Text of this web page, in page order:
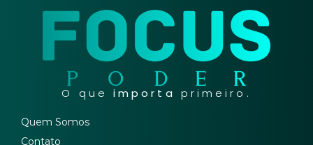
O que importa primeiro.
Quem Somos
Contato